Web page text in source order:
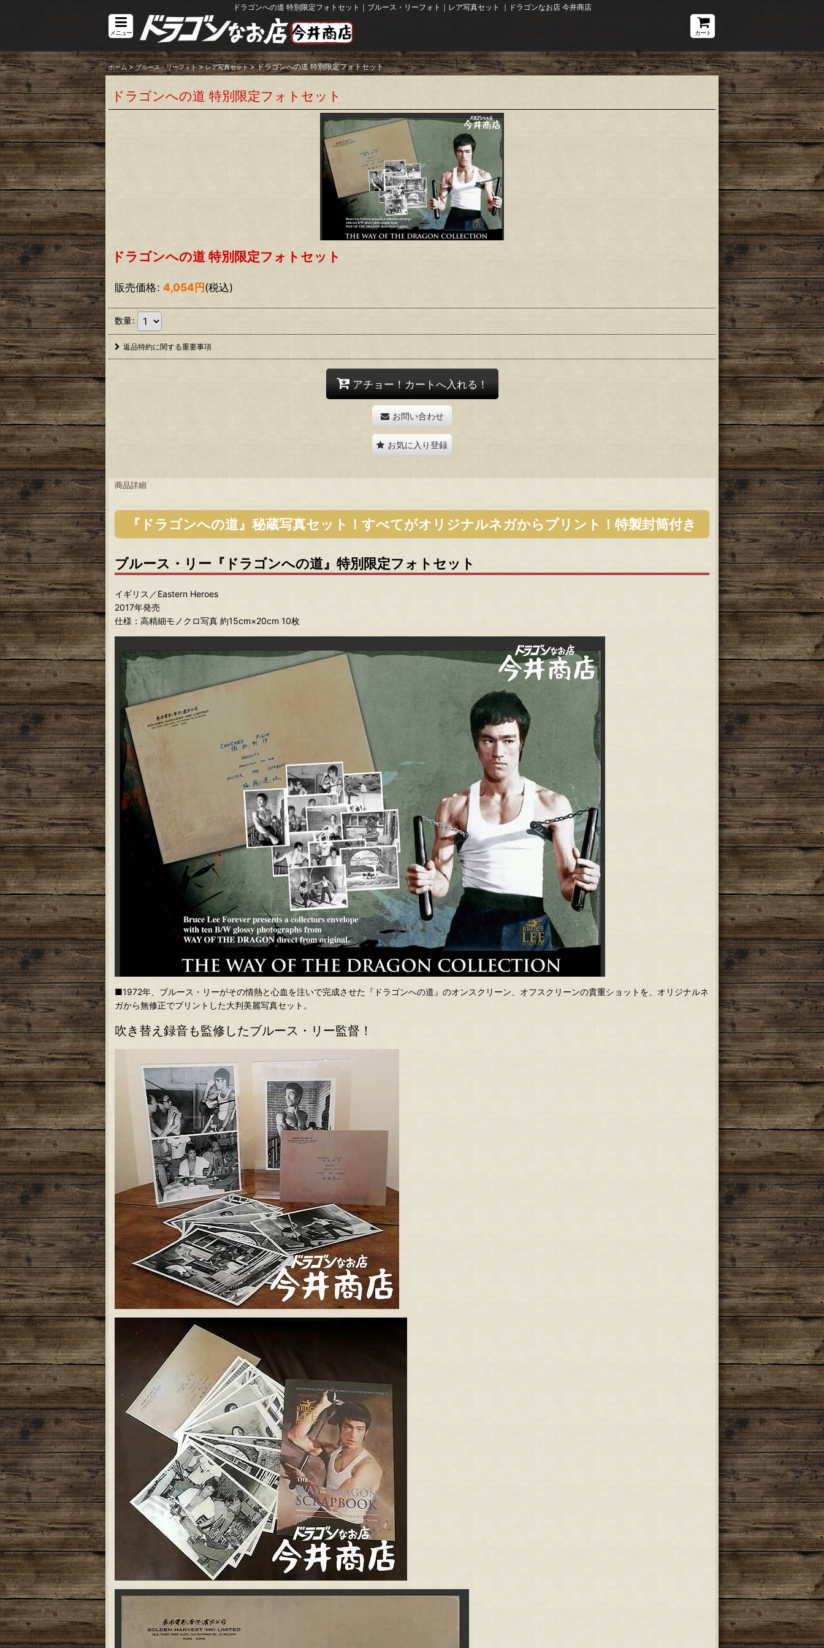
ドラゴンへの道 特別限定フォトセット｜ブルース・リーフォト｜レア写真セット ｜ドラゴンなお店 今井商店
メニュー カート
ホーム > ブルース・リーフォト > レア写真セット > ドラゴンへの道 特別限定フォトセット
ドラゴンへの道 特別限定フォトセット
ドラゴンへの道 特別限定フォトセット
販売価格: 4,054円(税込)
数量:
返品特約に関する重要事項
アチョー！カートへ入れる！
お問い合わせ
お気に入り登録
商品詳細
『ドラゴンへの道』秘蔵写真セット！すべてがオリジナルネガからプリント！特製封筒付き
ブルース・リー『ドラゴンへの道』特別限定フォトセット
イギリス／Eastern Heroes
2017年発売
仕様：高精細モノクロ写真 約15cm×20cm 10枚
■1972年、ブルース・リーがその情熱と心血を注いで完成させた『ドラゴンへの道』のオンスクリーン、オフスクリーンの貴重ショットを、オリジナルネ
ガから無修正でプリントした大判美麗写真セット。
吹き替え録音も監修したブルース・リー監督！